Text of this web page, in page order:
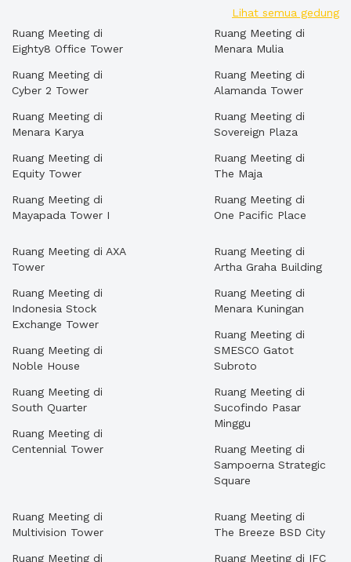
Lihat semua gedung
Ruang Meeting di
Eighty8 Office Tower
Ruang Meeting di
Cyber 2 Tower
Ruang Meeting di
Menara Karya
Ruang Meeting di
Equity Tower
Ruang Meeting di
Mayapada Tower I
Ruang Meeting di
Menara Mulia
Ruang Meeting di
Alamanda Tower
Ruang Meeting di
Sovereign Plaza
Ruang Meeting di
The Maja
Ruang Meeting di
One Pacific Place
Ruang Meeting di AXA
Tower
Ruang Meeting di
Indonesia Stock
Exchange Tower
Ruang Meeting di
Noble House
Ruang Meeting di
South Quarter
Ruang Meeting di
Centennial Tower
Ruang Meeting di
Artha Graha Building
Ruang Meeting di
Menara Kuningan
Ruang Meeting di
SMESCO Gatot
Subroto
Ruang Meeting di
Sucofindo Pasar
Minggu
Ruang Meeting di
Sampoerna Strategic
Square
Ruang Meeting di
Multivision Tower
Ruang Meeting di
Ruang Meeting di
The Breeze BSD City
Ruang Meeting di IFC